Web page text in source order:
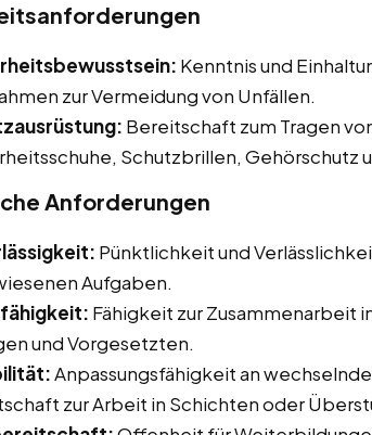
Kenntnis und
zur Vermeidung von Unfällen.
Bereitschaft zum Tragen
Schutzbrillen, Gehörschutz
Anforderungen
Pünktlichkeit und
Aufgaben.
Fähigkeit zur Zusammenarbeit
und Vorgesetzten.
Anpassungsfähigkeit an
zur Arbeit in Schichten oder